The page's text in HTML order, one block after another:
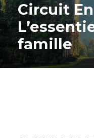
Circuit
famille